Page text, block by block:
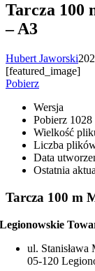
Tarcza 100
– A3
Hubert Jaworski
[featured_image]
Pobierz
Wersja
Pobierz 1028
Wielkość
Liczba
Data
Ostatnia
Tarcza 100 m
Legionowskie
ul. Stanisława
05-120